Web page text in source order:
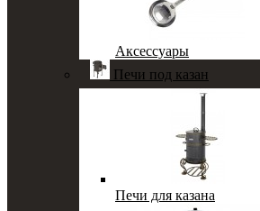
Аксессуары
Печи под казан
Печи для казана